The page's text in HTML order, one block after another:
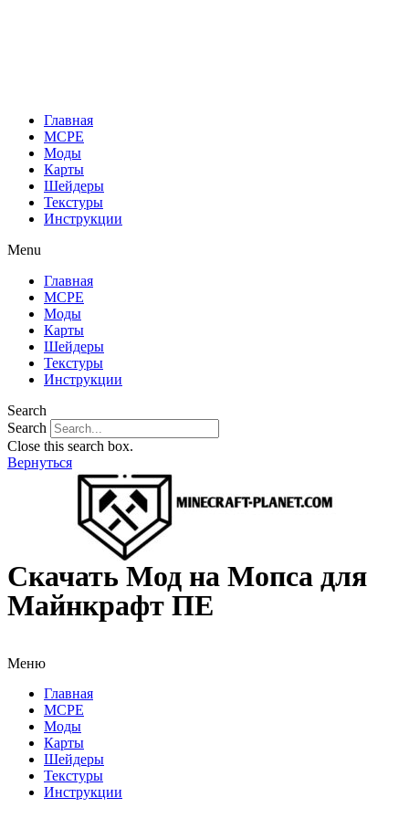
Главная
MCPE
Моды
Карты
Шейдеры
Текстуры
Инструкции
Menu
Главная
MCPE
Моды
Карты
Шейдеры
Текстуры
Инструкции
Search
Search
Close this search box.
Вернуться
Скачать Мод на Мопса для
Майнкрафт ПЕ
Меню
Главная
MCPE
Моды
Карты
Шейдеры
Текстуры
Инструкции